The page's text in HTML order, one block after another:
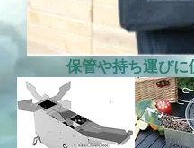
保管や持ち運びに